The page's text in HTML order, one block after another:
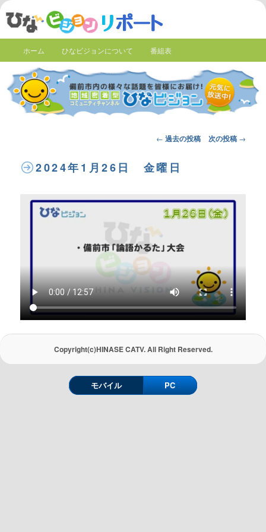
ホーム ひなビジョンについて 番組表
Post
← 過去の投稿 次の投稿 →
2024年1月26日 金曜日
Copyright(c)HINASE CATV. All Right Reserved.
モバイル PC